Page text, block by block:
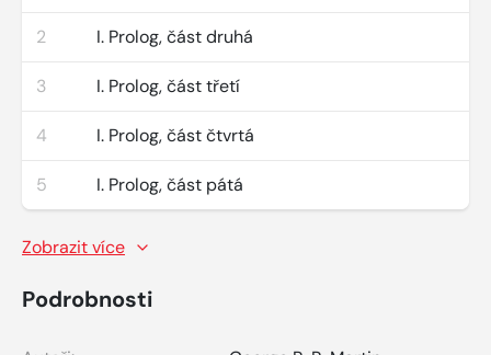
2 I. Prolog, část druhá
3 I. Prolog, část třetí
4 I. Prolog, část čtvrtá
5 I. Prolog, část pátá
Zobrazit více
Podrobnosti